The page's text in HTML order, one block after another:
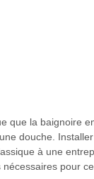
la baignoire
douche.
à une
pour ce